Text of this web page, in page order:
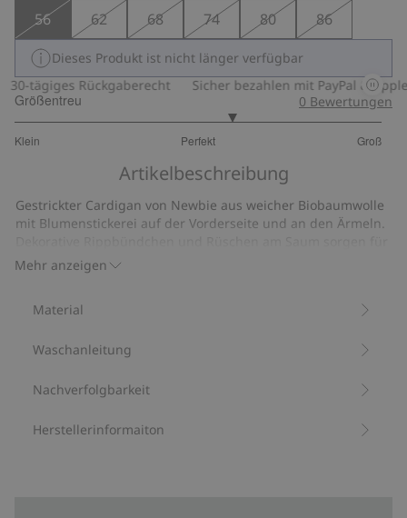
56 62 68 74 80 86
Dieses Produkt ist nicht länger verfügbar
tägiges Rückgaberecht
Sicher bezahlen mit PayPal & Apple
Größentreu
Klein Perfekt Groß
von
11
Bewertungen
0 Bewertungen
Artikelbeschreibung
Mehr anzeigen
Gestrickter Cardigan von Newbie aus weicher Biobaumwolle
mit Blumenstickerei auf der Vorderseite und an den Ärmeln.
einen zeitlosen Look, während klassische Knöpfe vorne dem
Cardigan das gewisse Etwas verleihen. Passendes Outfit
Partnerlook.
Artikelnummer:462424
Material
Waschanleitung
Nachverfolgbarkeit
Herstellerinformaiton